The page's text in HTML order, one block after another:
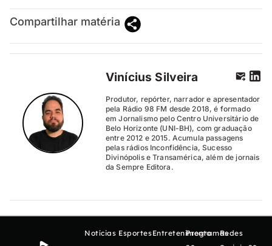
Compartilhar matéria
Vinícius Silveira
Produtor, repórter, narrador e apresentador
pela Rádio 98 FM desde 2018, é formado
em Jornalismo pelo Centro Universitário de
Belo Horizonte (UNI-BH), com graduação
entre 2012 e 2015. Acumula passagens
pelas rádios Inconfidência, Sucesso
Divinópolis e Transamérica, além de jornais
da Sempre Editora.
Notícias EsportesEntretenimento
ProgramasRedes